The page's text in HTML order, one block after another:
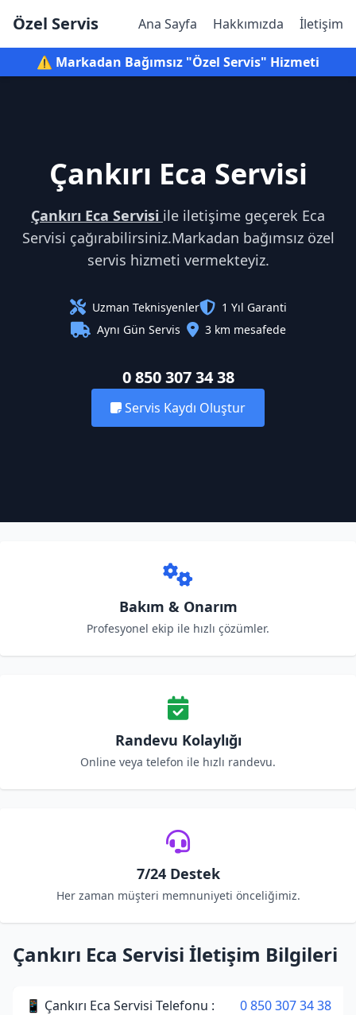
Özel Servis Ana Sayfa Hakkımızda İletişim
⚠️ Markadan Bağımsız "Özel Servis" Hizmeti
Çankırı Eca Servisi
Çankırı Eca Servisi ile iletişime geçerek Eca
Servisi çağırabilirsiniz.Markadan bağımsız özel
servis hizmeti vermekteyiz.
Uzman Teknisyenler
1 Yıl Garanti
Aynı Gün Servis
3 km mesafede
0 850 307 34 38
Servis Kaydı Oluştur
Bakım & Onarım
Profesyonel ekip ile hızlı çözümler.
Randevu Kolaylığı
Online veya telefon ile hızlı randevu.
7/24 Destek
Her zaman müşteri memnuniyeti önceliğimiz.
Çankırı Eca Servisi İletişim Bilgileri
📱 Çankırı Eca Servisi Telefonu : 0 850 307 34 38